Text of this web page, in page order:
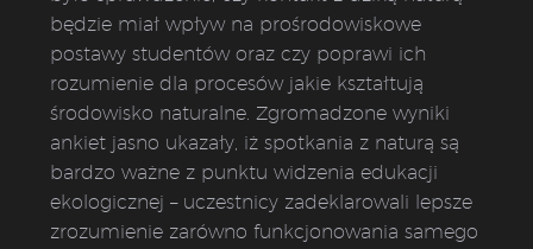
będzie miał wpływ na prośrodowiskowe
postawy studentów oraz czy poprawi ich
rozumienie dla procesów jakie kształtują
środowisko naturalne. Zgromadzone wyniki
ankiet jasno ukazały, iż spotkania z naturą są
bardzo ważne z punktu widzenia edukacji
ekologicznej – uczestnicy zadeklarowali lepsze
zrozumienie zarówno funkcjonowania samego